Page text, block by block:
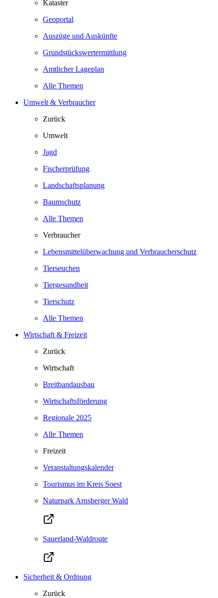
Kataster
Geoportal
Auszüge und Auskünfte
Grundstückswertermittlung
Amtlicher Lageplan
Alle Themen
Umwelt & Verbraucher
Zurück
Umwelt
Jagd
Fischerprüfung
Landschaftsplanung
Baumschutz
Alle Themen
Verbraucher
Lebensmittelüberwachung und Verbraucherschutz
Tierseuchen
Tiergesundheit
Tierschutz
Alle Themen
Wirtschaft & Freizeit
Zurück
Wirtschaft
Breitbandausbau
Wirtschaftsförderung
Regionale 2025
Alle Themen
Freizeit
Veranstaltungskalender
Tourismus im Kreis Soest
Naturpark Arnsberger Wald
Sauerland-Waldroute
Sicherheit & Ordnung
Zurück